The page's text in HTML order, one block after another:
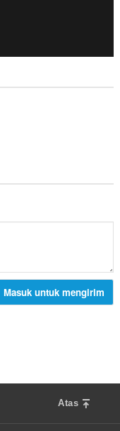
Masuk untuk mengirim
Atas